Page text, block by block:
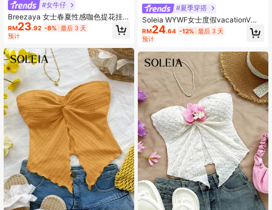
#女牛仔
Breezaya 女士春夏性感咖色提花挂
脖吊带 海星装饰辣妹露背吊带 万圣节
派对 / 情人节约会 / 夏日沙滩度假 显
瘦氛围感日常穿搭上衣
RM23.92 -8% 最后 3 天
预计
#夏季穿搭
Soleia WYWF女士度假vacationV领
绑结喇叭袖热带印花背心
RM24.64 -12% 最后 3 天
预计